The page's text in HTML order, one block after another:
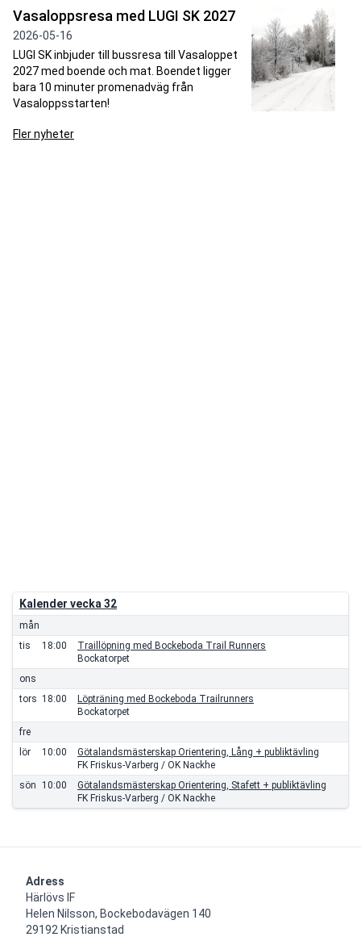
Vasaloppsresa med LUGI SK 2027
2026-05-16
LUGI SK inbjuder till bussresa till Vasaloppet
2027 med boende och mat. Boendet ligger
bara 10 minuter promenadväg från
Vasaloppsstarten!
Fler nyheter
Kalender vecka 32
mån
tis
18:00
Traillöpning med Bockeboda Trail Runners
Bockatorpet
ons
tors 18:00
Löpträning med Bockeboda Trailrunners
Bockatorpet
fre
lör
10:00
Götalandsmästerskap Orientering, Lång + publiktävling
FK Friskus-Varberg / OK Nackhe
sön
10:00
Götalandsmästerskap Orientering, Stafett + publiktävling
FK Friskus-Varberg / OK Nackhe
Adress
Härlövs IF
Helen Nilsson, Bockebodavägen 140
29192 Kristianstad